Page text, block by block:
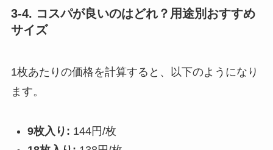
3-4. コスパが良いのはどれ？用途別おすすめ
サイズ
1枚あたりの価格を計算すると、以下のようになり
ます。
9枚入り: 144円/枚